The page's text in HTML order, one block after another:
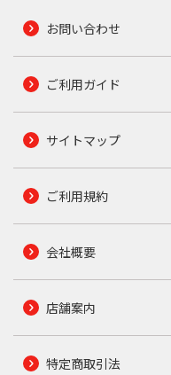
お問い合わせ
ご利用ガイド
サイトマップ
ご利用規約
会社概要
店舗案内
特定商取引法